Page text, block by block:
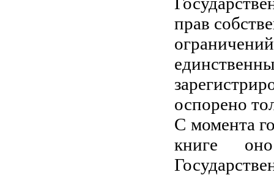
прав
оспорено
С момента
книге